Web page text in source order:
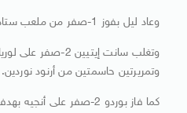
وعاد ليل بفوز 1-صفر من ملعب ستاد رانس بهدف جوناثان بامبا.
وتغلب سانت إيتيين
وتمريرتين حاسمتين من أرنود نوردين.
كما فاز بوردو 2-صفر على